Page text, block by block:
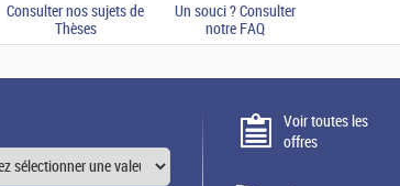
Consulter nos sujets de
Thèses
Un souci ? Consulter
notre FAQ
Voir toutes les
offres